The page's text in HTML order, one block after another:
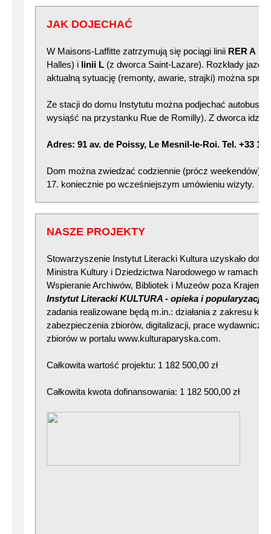
JAK DOJECHAĆ
W Maisons-Laffitte zatrzymują się pociągi linii RER A
Halles) i linii L (z dworca Saint-Lazare). Rozkłady jazdy
aktualną sytuację (remonty, awarie, strajki) można
Ze stacji do domu Instytutu można podjechać
wysiąść na przystanku Rue de Romilly). Z dworca idzie
Adres: 91 av. de Poissy, Le Mesnil-le-Roi. Tel. +33 1
Dom można zwiedzać codziennie (prócz weekendów)
17. koniecznie po wcześniejszym umówieniu wizyty.
NASZE PROJEKTY
Stowarzyszenie Instytut Literacki Kultura uzyskało
Ministra Kultury i Dziedzictwa Narodowego w ramach
Wspieranie Archiwów, Bibliotek i Muzeów poza Krajem
Instytut Literacki KULTURA - opieka i popularyzacja
zadania realizowane będą m.in.: działania z zakresu
zabezpieczenia zbiorów, digitalizacji, prace wydawnicze
zbiorów w portalu www.kulturaparyska.com.
Całkowita wartość projektu: 1 182 500,00 zł
Całkowita kwota dofinansowania: 1 182 500,00 zł